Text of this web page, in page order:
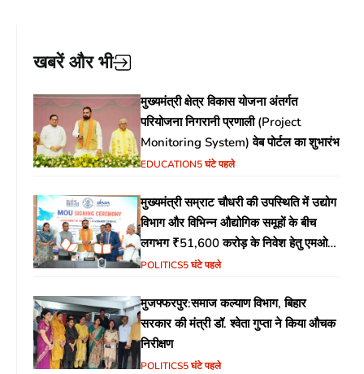
खबरें और भी
मुख्यमंत्री क्षेत्र विकास योजना अंतर्गत
परियोजना निगरानी प्रणाली (Project
Monitoring System) वेब पोर्टल का शुभारंभ
EDUCATION5 घंटे पहले
मुख्यमंत्री सम्राट चौधरी की उपस्थिति में उद्योग
विभाग और विभिन्न औद्योगिक समूहों के बीच
लगभग ₹51,600 करोड़ के निवेश हेतु एमओयू
(MoU) पर हस्ताक्षर
POLITICS5 घंटे पहले
मुजफ्फरपुर:समाज कल्याण विभाग, बिहार
सरकार की मंत्री डॉ. श्वेता गुप्ता ने किया औचक
निरीक्षण
POLITICS5 घंटे पहले